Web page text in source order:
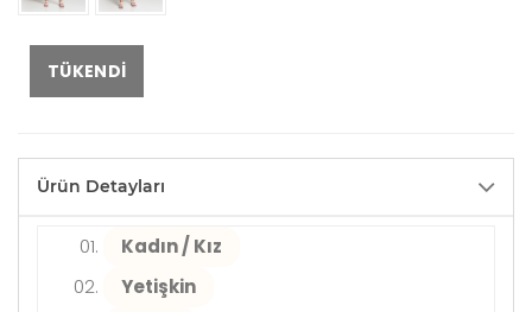
TÜKENDI
Ürün Detayları
Kadın / Kız
Yetişkin